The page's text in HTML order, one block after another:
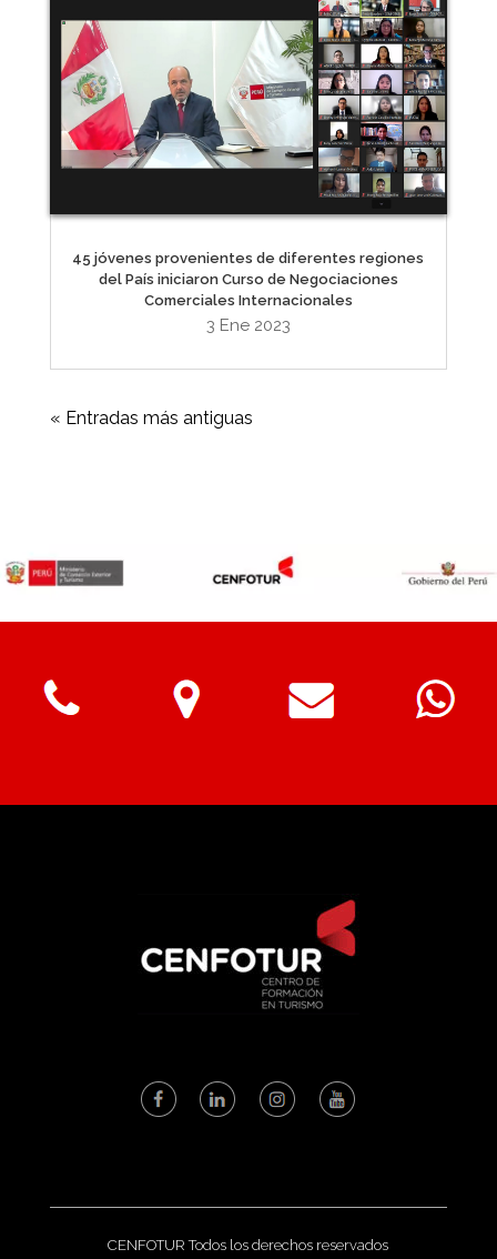
45 jóvenes provenientes de diferentes regiones
del País iniciaron Curso de Negociaciones
Comerciales Internacionales
3 Ene 2023
« Entradas más antiguas
CENFOTUR Todos los derechos reservados